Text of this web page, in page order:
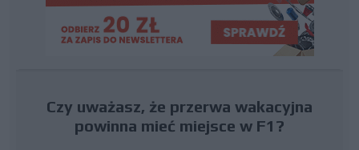
Czy uważasz, że przerwa wakacyjna
powinna mieć miejsce w F1?